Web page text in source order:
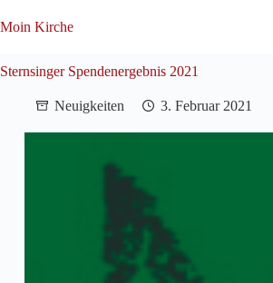
Inhalt
Moin Kirche
Sternsinger Spendenergebnis 2021
Neuigkeiten 3. Februar 2021